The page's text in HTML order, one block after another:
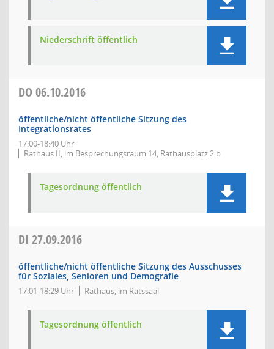
Niederschrift öffentlich
DO 06.10.2016
öffentliche/nicht öffentliche Sitzung des
Integrationsrates
17:00-18:40 Uhr
Rathaus II, im Besprechungsraum 14, Rathausplatz 2 b
Tagesordnung öffentlich
DI 27.09.2016
öffentliche/nicht öffentliche Sitzung des Ausschusses
für Soziales, Senioren und Demografie
17:01-18:29 Uhr Rathaus, im Ratssaal
Tagesordnung öffentlich